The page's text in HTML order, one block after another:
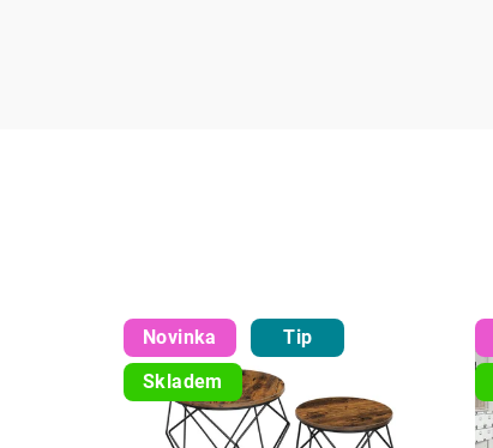
Novinka
Tip
Skladem